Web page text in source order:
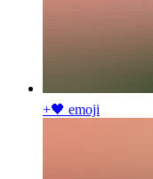
+🖤 emoji